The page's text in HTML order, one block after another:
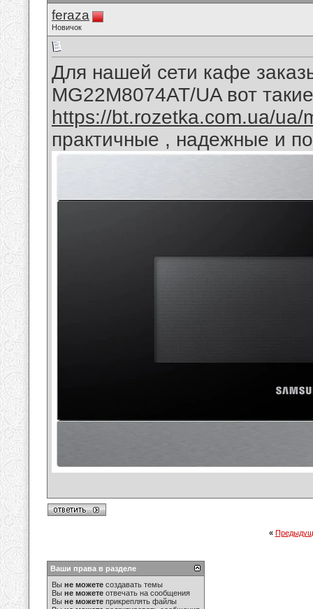
feraza
Новичок
Для нашей сети кафе
MG22M8074AT/UA вот такие
https://bt.rozetka.com.ua/
практичные , надежные и
«
Ваши права в разделе
Вы не можете создавать темы
Вы не можете отвечать на сообщения
Вы не можете прикреплять файлы